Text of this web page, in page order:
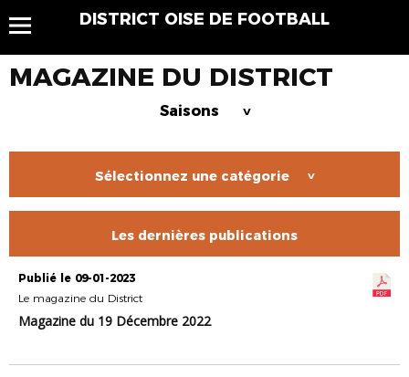
DISTRICT OISE DE FOOTBALL
MAGAZINE DU DISTRICT
Saisons >
Sélectionnez une catégorie >
Les dernières publications
Publié le 09-01-2023
Le magazine du District
Magazine du 19 Décembre 2022